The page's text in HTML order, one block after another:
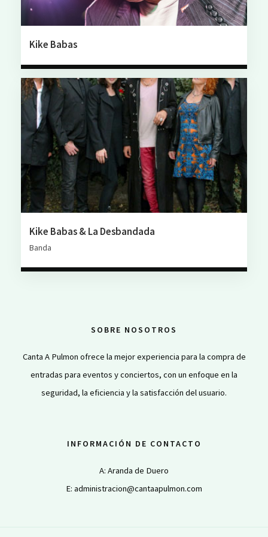
Kike Babas
Kike Babas & La Desbandada
Banda
SOBRE NOSOTROS
Canta A Pulmon ofrece la mejor experiencia para la compra de
entradas para eventos y conciertos, con un enfoque en la
seguridad, la eficiencia y la satisfacción del usuario.
INFORMACIÓN DE CONTACTO
A: Aranda de Duero
E: administracion@cantaapulmon.com